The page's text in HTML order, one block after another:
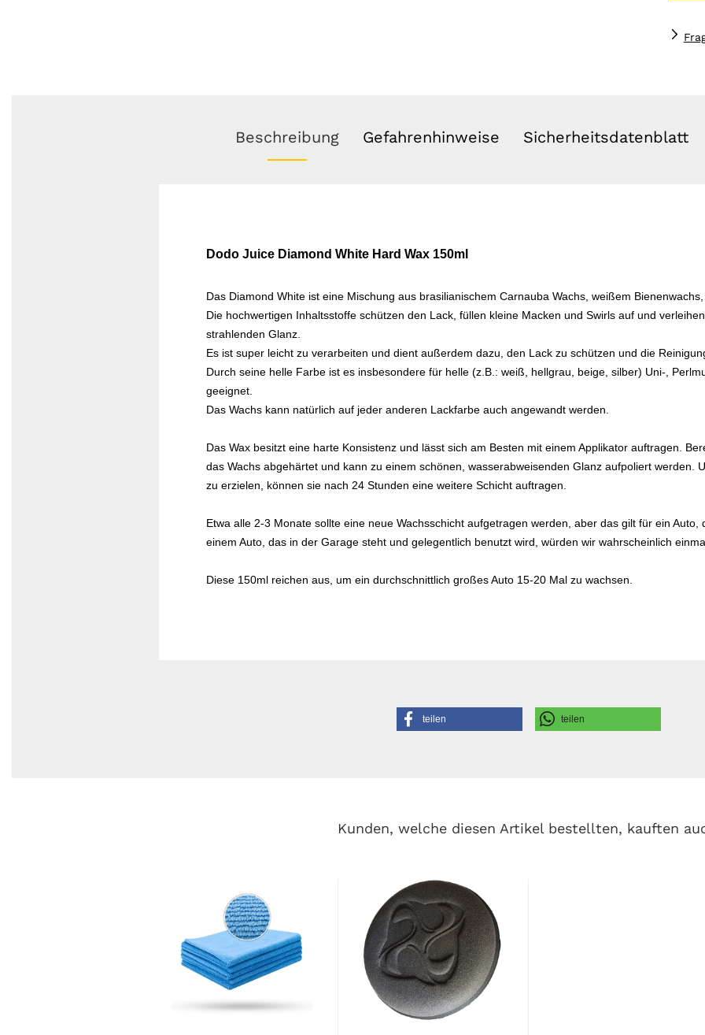
Beschreibung Gefahrenhinweise Sicherheitsdatenblatt
Dodo Juice Diamond White Hard Wax 150ml
Das Diamond White ist eine Mischung aus brasilianischem Carnauba Wachs, weißem
Die hochwertigen Inhaltsstoffe schützen den Lack, füllen kleine Macken und Swirls auf und
strahlenden Glanz.
Es ist super leicht zu verarbeiten und dient außerdem dazu, den Lack zu schützen und die
Durch seine helle Farbe ist es insbesondere für helle (z.B.: weiß, hellgrau, beige, silber) Uni-,
geeignet.
Das Wachs kann natürlich auf jeder anderen Lackfarbe auch angewandt werden.
Das Wax besitzt eine harte Konsistenz und lässt sich am Besten mit einem Applikator auftragen.
das Wachs abgehärtet und kann zu einem schönen, wasserabweisenden Glanz aufpoliert werden.
zu erzielen, können sie nach 24 Stunden eine weitere Schicht auftragen.
Etwa alle 2-3 Monate sollte eine neue Wachsschicht aufgetragen werden, aber das gilt für ein Auto,
einem Auto, das in der Garage steht und gelegentlich benutzt wird, würden wir wahrscheinlich
Diese 150ml reichen aus, um ein durchschnittlich großes Auto 15-20 Mal zu wachsen.
teilen teilen
Kunden, welche diesen Artikel bestellten, kauften